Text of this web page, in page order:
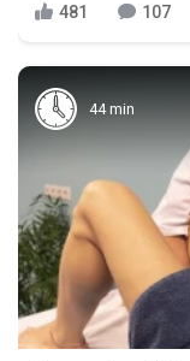
481 107
44 min